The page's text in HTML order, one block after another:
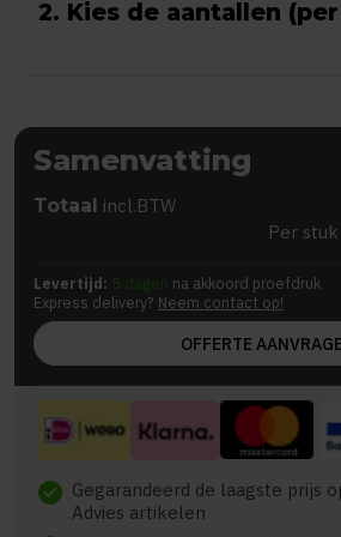
2. Kies de aantallen
Samenvatting
Totaal incl.BTW
Per stuk
Levertijd: 5 dagen na akkoord proefdruk
Express delivery? Neem contact op!
OFFERTE
check Gegarandeerd de laagste prijs
Advies artikelen